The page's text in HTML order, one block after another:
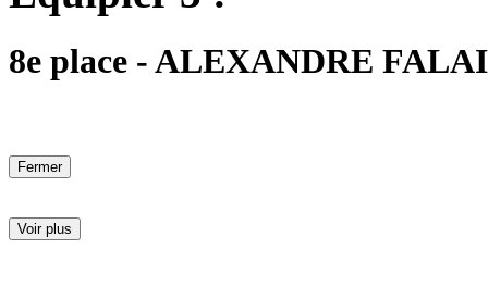
8e place - ALEXANDRE
Fermer
Voir plus